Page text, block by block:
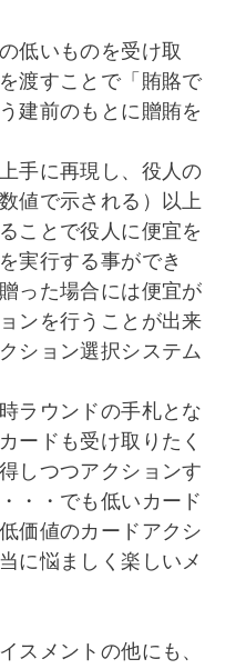
低いものを受け取
渡すことで「賄賂で
建前のもとに贈賄を
手に再現し、役人の
値で示される）以上
ことで役人に便宜を
実行する事ができ
った場合には便宜が
ンを行うことが出来
ション選択システム
ラウンドの手札とな
ードも受け取りたく
しつつアクションす
・・でも低いカード
価値のカードアクシ
に悩ましく楽しいメ
スメントの他にも、